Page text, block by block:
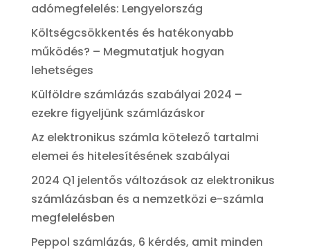
adómegfelelés: Lengyelország
Költségcsökkentés és hatékonyabb
működés? – Megmutatjuk hogyan
lehetséges
Külföldre számlázás szabályai 2024 –
ezekre figyeljünk számlázáskor
Az elektronikus számla kötelező tartalmi
elemei és hitelesítésének szabályai
2024 Q1 jelentős változások az elektronikus
számlázásban és a nemzetközi e-számla
megfelelésben
Peppol számlázás, 6 kérdés, amit minden